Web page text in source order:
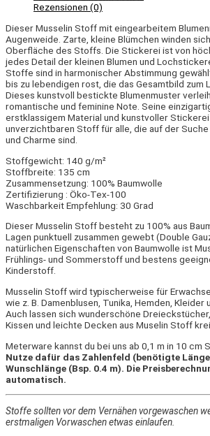
Rezensionen (0)
Dieser Musselin Stoff mit eingearbeitem
Augenweide. Zarte, kleine Blümchen winden
Oberfläche des Stoffs. Die Stickerei ist von
jedes Detail der kleinen Blumen und
Stoffe sind in harmonischer Abstimmung
bis zu lebendigen rost, die das Gesamtbild zum
Dieses kunstvoll bestickte Blumenmuster
romantische und feminine Note. Seine
erstklassigem Material und kunstvoller Stickerei
unverzichtbaren Stoff für alle, die auf der
und Charme sind.
Stoffgewicht: 140 g/m²
Stoffbreite: 135 cm
Zusammensetzung: 100% Baumwolle
Zertifizierung : Öko-Tex-100
Waschbarkeit Empfehlung: 30 Grad
Dieser Musselin Stoff besteht zu 100% aus
Lagen punktuell zusammen gewebt (Double
natürlichen Eigenschaften von Baumwolle ist
Frühlings- und Sommerstoff und bestens
Kinderstoff.
Musselin Stoff wird typischerweise für
wie z. B. Damenblusen, Tunika, Hemden, Kleider
Auch lassen sich wunderschöne
Kissen und leichte Decken aus Muselin Stoff
Meterware kannst du bei uns ab 0,1 m in 10 cm
Nutze dafür das Zahlenfeld (benötigte
Wunschlänge (Bsp. 0.4 m). Die
automatisch.
Stoffe sollten vor dem Vernähen vorgewaschen
erstmaligen Vorwaschen etwas einlaufen.